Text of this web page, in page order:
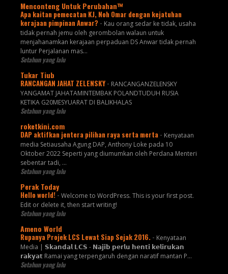
Menconteng Untuk Perubahan™
Apa kaitan pemecatan KJ, Noh Omar dengan kejatuhan
kerajaan pimpinan Anwar? - Kau orang sedar ke tidak, usaha
tidak pernah jemu oleh gerombolan walaun untuk
menjahanamkan kerajaan perpaduan DS Anwar tidak pernah
luntur Perjalanan mas...
Setahun yang lalu
Tukar Tiub
RANCANGAN JAHAT ZELENSKY - RANCANGANZELENSKY
YANGAMAT JAHATAMINTEMBAK POLANDTUDUH RUSIA
KETIKA G20MESYUARAT DI BALIKHALAS
Setahun yang lalu
roketkini.com
DAP aktifkan jentera pilihan raya serta merta - Kenyataan
media Setiausaha Agung DAP, Anthony Loke pada 10
Oktober 2022 Seperti yang diumumkan oleh Perdana Menteri
sebentar tadi, …
Setahun yang lalu
Perak Today
Hello world! - Welcome to WordPress. This is your first post.
Edit or delete it, then start writing!
Setahun yang lalu
Ameno World
Rupanya Projek LCS Lewat Siap Sejak 2016. - Kenyataan
Media | 𝗦𝗸𝗮𝗻𝗱𝗮𝗹 𝗟𝗖𝗦 - 𝗡𝗮𝗷𝗶𝗯 𝗽𝗲𝗿𝗹𝘂 𝗵𝗲𝗻𝘁𝗶 𝗸𝗲𝗹𝗶𝗿𝘂𝗸𝗮𝗻
𝗿𝗮𝗸𝘆𝗮𝘁 Ramai yang terpengaruh dengan naratif mantan P...
Setahun yang lalu